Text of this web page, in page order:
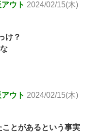
ウト 2024/02/15(木)
け？
ウト 2024/02/15(木)
とがあるという事実